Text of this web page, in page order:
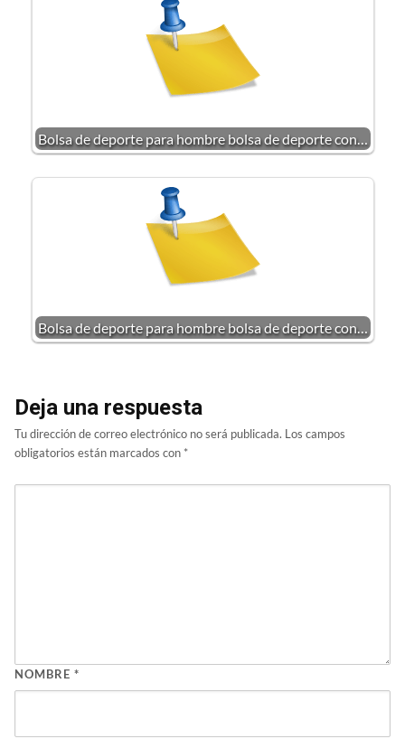
Bolsa de deporte para hombre bolsa de deporte con…
Bolsa de deporte para hombre bolsa de deporte con…
Deja una respuesta
Tu dirección de correo electrónico no será publicada. Los campos
obligatorios están marcados con *
NOMBRE *